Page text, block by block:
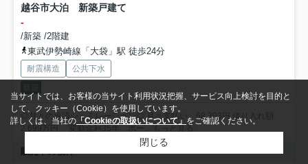
越谷市大泊 新築戸建て
-
/新築 /2階建
東武伊勢崎線「大袋」駅 徒歩24分
耐震構造
公共下水
◎月々の返済シュミレーション◎ 月々支払い 68,393円 借り入れ額
2,699万円 変動金利35年 ボー...もっと見る
販売中の物件
当サイトでは、お客様の当サイト利用状況把握、サービス向上検討を目的と
して、クッキー（Cookie）を使用しています。
詳しくは、当社の 「Cookieの取扱いについて」 をご確認ください。
閉じる